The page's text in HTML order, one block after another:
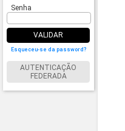
Senha
VALIDAR
Esqueceu-se da password?
AUTENTICAÇÃO
FEDERADA